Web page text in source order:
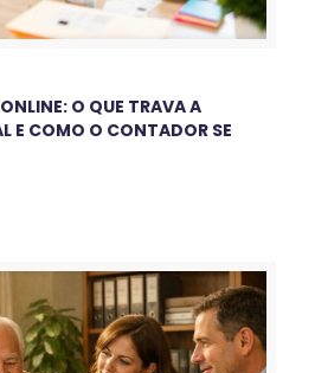
O QUE TRAVA A
E COMO O CONTADOR SE